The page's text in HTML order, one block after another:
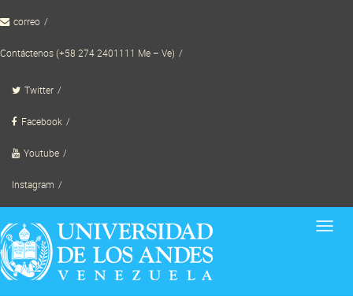
to correo
Contáctenos (+58 274 2401111 Me – Ve)
Twitter
Facebook
Youtube
Instagram